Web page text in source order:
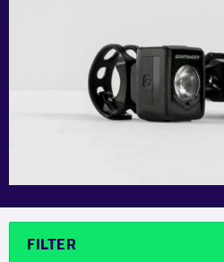
FILTER